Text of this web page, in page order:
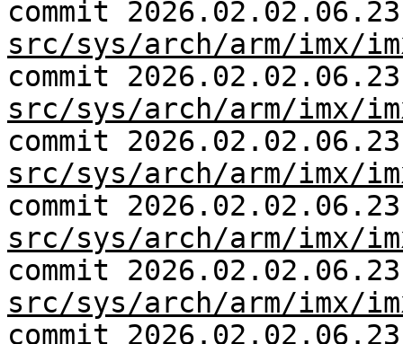
commit
src/sys/arch/arm/imx/
commit
src/sys/arch/arm/imx/
commit
src/sys/arch/arm/imx/
commit
src/sys/arch/arm/imx/
commit
src/sys/arch/arm/imx/
commit